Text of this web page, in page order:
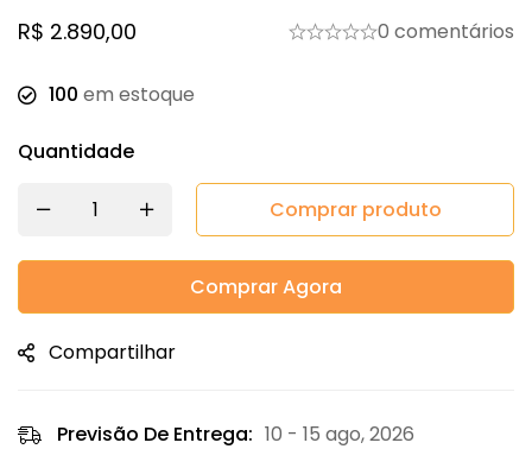
R$ 2.890,00 0 comentários
100 em estoque
Quantidade
Comprar produto
Comprar Agora
Compartilhar
Previsão De Entrega: 10 - 15 ago, 2026